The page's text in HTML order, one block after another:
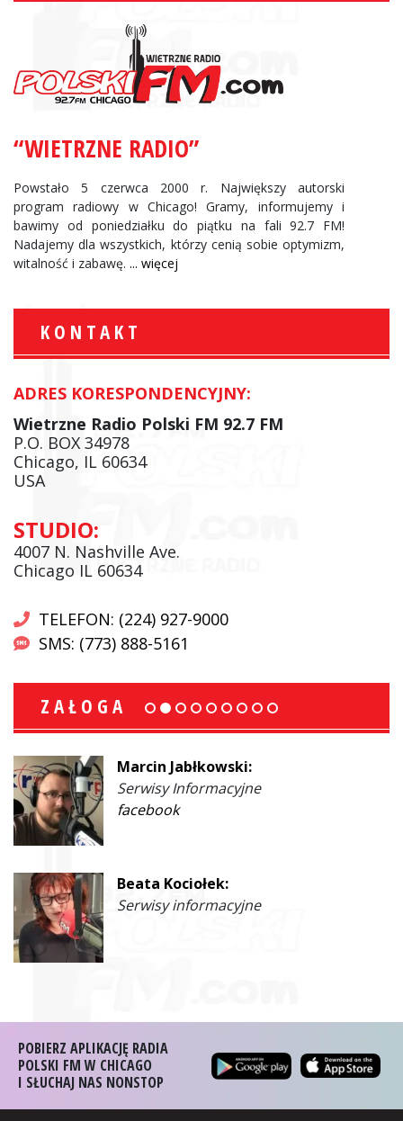
“WIETRZNE RADIO”
Powstało 5 czerwca 2000 r. Największy autorski
program radiowy w Chicago! Gramy, informujemy i
bawimy od poniedziałku do piątku na fali 92.7 FM!
Nadajemy dla wszystkich, którzy cenią sobie optymizm,
witalność i zabawę. ... więcej
KONTAKT
ADRES KORESPONDENCYJNY:
Wietrzne Radio Polski FM 92.7 FM
P.O. BOX 34978
Chicago, IL 60634
USA
STUDIO:
4007 N. Nashville Ave.
Chicago IL 60634
TELEFON: (224) 927-9000
SMS: (773) 888-5161
ZAŁOGA
Marcin Jabłkowski:
Serwisy Informacyjne
facebook
Beata Kociołek:
Serwisy informacyjne
POBIERZ APLIKACJĘ RADIA
POLSKI FM W CHICAGO
I SŁUCHAJ NAS NONSTOP